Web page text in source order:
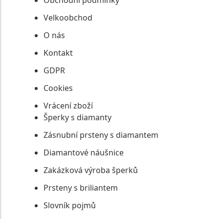
Velkoobchod
O nás
Kontakt
GDPR
Cookies
Vrácení zboží
Šperky s diamanty
Zásnubní prsteny s diamantem
Diamantové náušnice
Zakázková výroba šperků
Prsteny s briliantem
Slovník pojmů